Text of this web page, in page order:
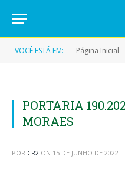
VOCÊ ESTÁ EM: Página Inicial
PORTARIA
MORAES
POR CR2 ON 15 DE JUNHO DE 2022